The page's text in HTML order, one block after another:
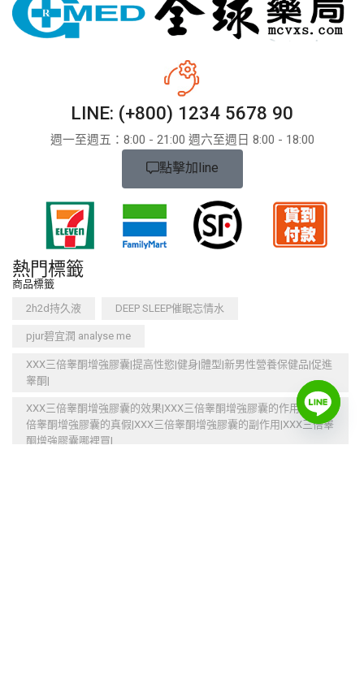
LINE: (+800) 1234 5678 90
週一至週五：8:​​00 - 21:00 週六至週日 8:00 - 18:00
點擊加line
熱門標籤
商品標籤
2h2d持久液 DEEP SLEEP催眠忘情水
pjur碧宜潤 analyse me
XXX三倍睾酮增強膠囊|提高性慾|健身|體型|新男性營養保健品|促進
睾酮|
XXX三倍睾酮增強膠囊的效果|XXX三倍睾酮增強膠囊的作用|XXX三
倍睾酮增強膠囊的真假|XXX三倍睾酮增強膠囊的副作用|XXX三倍睾
酮增強膠囊哪裡買|